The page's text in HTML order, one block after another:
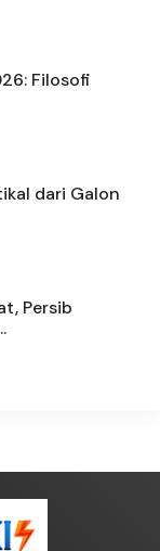
Filosofi
dari Galon
Persib